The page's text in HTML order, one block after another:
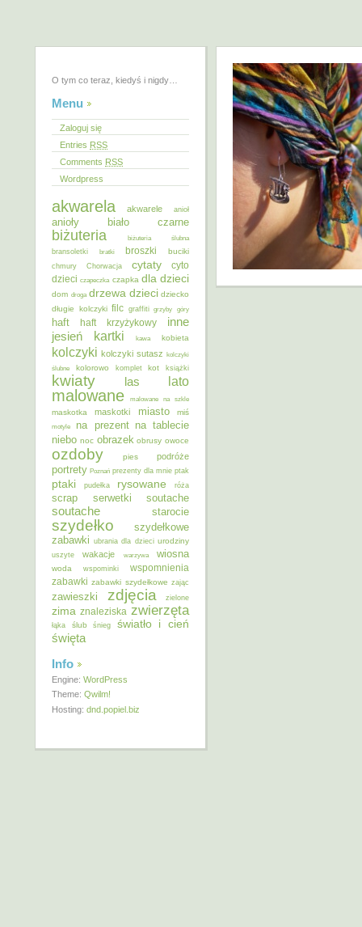
O tym co teraz, kiedyś i nigdy…
Menu
Zaloguj się
Entries RSS
Comments RSS
Wordpress
akwarela akwarele anioł
anioły biało czarne
biżuteria
biżuteria ślubna
bransoletki
bratki broszki buciki
chmury Chorwacja cytaty
cyto
dzieci czapeczka czapka dla dzieci
dom droga drzewa dzieci dziecko
długie kolczyki filc graffiti grzyby góry
haft haft krzyżykowy inne
jesień kartki kawa kobieta
kolczyki kolczyki sutasz kolczyki
ślubne
kolorowo komplet kot książki
kwiaty las lato
malowane malowane na szkle
maskotka maskotki miasto miś
motyle na prezent na tablecie
niebo noc obrazek obrusy owoce
ozdoby pies podróże
portrety Poznań prezenty dla mnie ptak
ptaki pudełka rysowane róża
scrap serwetki soutache
soutache starocie
szydełko
szydełkowe
zabawki ubrania dla dzieci urodziny
uszyte wakacje warzywa wiosna
woda wspominki
wspomnienia
zabawki zabawki szydełkowe zając
zawieszki zdjęcia zielone
zima znaleziska zwierzęta
łąka ślub śnieg światło i cień
święta
Info
Engine: WordPress
Theme: Qwilm!
Hosting: dnd.popiel.biz